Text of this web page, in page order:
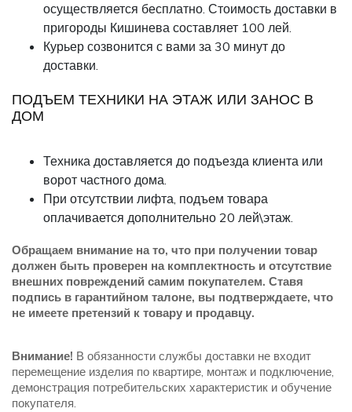
осуществляется бесплатно. Стоимость доставки в
пригороды Кишинева составляет 100 лей.
Курьер созвонится с вами за 30 минут до
доставки.
ПОДЪЕМ ТЕХНИКИ НА ЭТАЖ ИЛИ ЗАНОС В
ДОМ
Техника доставляется до подъезда клиента или
ворот частного дома.
При отсутствии лифта, подъем товара
оплачивается дополнительно 20 лей\этаж.
Обращаем внимание на то, что при получении товар
должен быть проверен на комплектность и отсутствие
внешних повреждений самим покупателем. Ставя
подпись в гарантийном талоне, вы подтверждаете, что
не имеете претензий к товару и продавцу.
Внимание! В обязанности службы доставки не входит
перемещение изделия по квартире, монтаж и подключение,
демонстрация потребительских характеристик и обучение
покупателя.